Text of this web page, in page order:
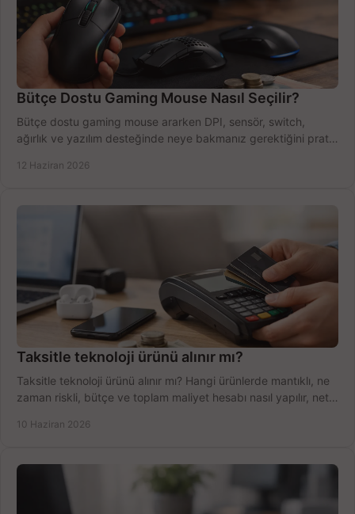
Bütçe Dostu Gaming Mouse Nasıl Seçilir?
Bütçe dostu gaming mouse ararken DPI, sensör, switch,
ağırlık ve yazılım desteğinde neye bakmanız gerektiğini pratik
12 Haziran 2026
Taksitle teknoloji ürünü alınır mı?
Taksitle teknoloji ürünü alınır mı? Hangi ürünlerde mantıklı, ne
zaman riskli, bütçe ve toplam maliyet hesabı nasıl yapılır, net
10 Haziran 2026